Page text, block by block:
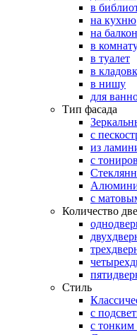
в
на кухню
на балкон
в
в туалет
в
в нишу
для
Тип фасада
с
из
с
с
Количество
Стиль
с
с